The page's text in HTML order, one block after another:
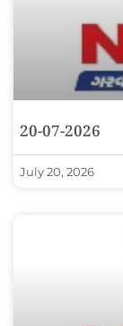
20-07-2026
July 20, 2026